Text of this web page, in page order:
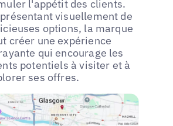
l'appétit des clients.
visuellement de
options, la marque
créer une expérience
qui encourage les
potentiels à visiter et à
ses offres.